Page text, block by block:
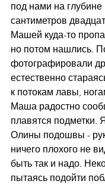
под нами на
сантиметров
Машей куда-то
но потом нашлись.
фотографировали
естественно
к потокам лавы,
Маша радостно
плавятся подметки.
Олины подошвы -
ничего плохого не
быть так и надо.
пытаясь подойти